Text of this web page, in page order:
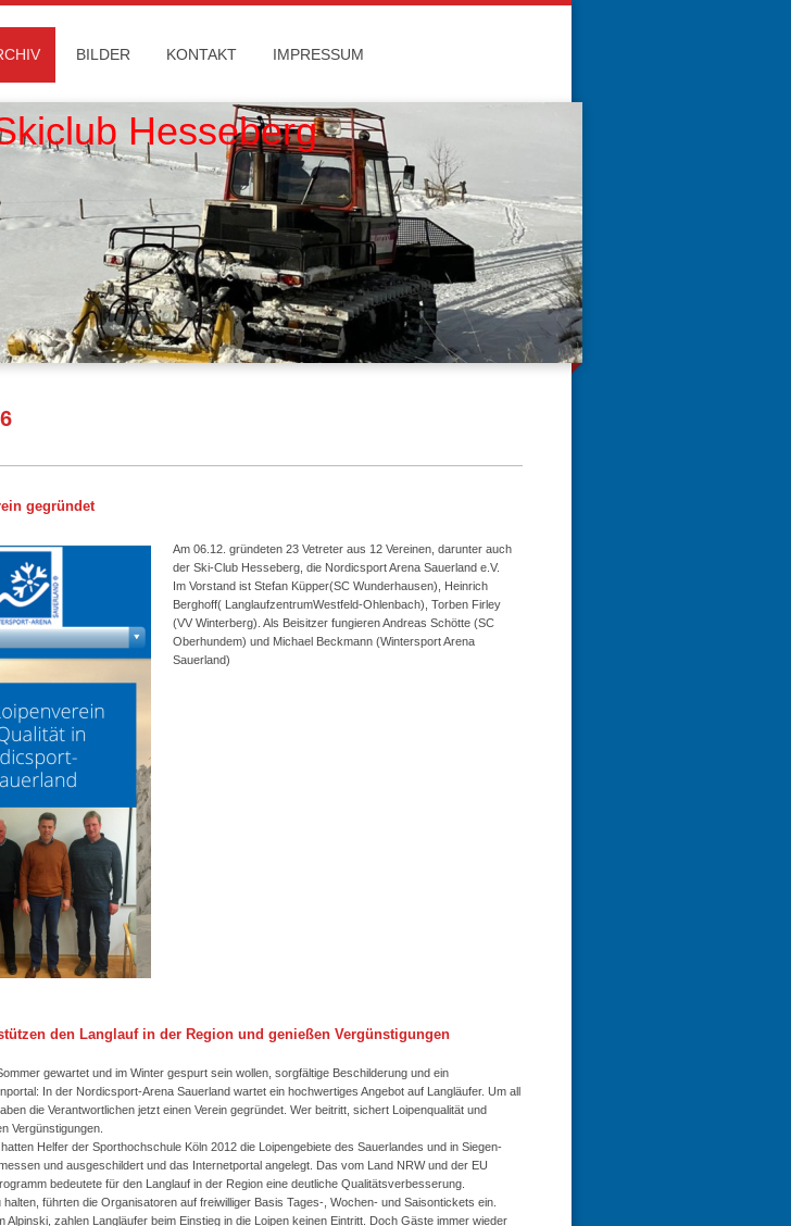
BILDER KONTAKT IMPRESSUM
gegründet
Am 06.12. gründeten 23 Vetreter aus 12 Vereinen, darunter auch
der Ski-Club Hesseberg, die Nordicsport Arena Sauerland e.V.
Im Vorstand ist Stefan Küpper(SC Wunderhausen), Heinrich
Berghoff( LanglaufzentrumWestfeld-Ohlenbach), Torben Firley
(VV Winterberg). Als Beisitzer fungieren Andreas Schötte (SC
Oberhundem) und Michael Beckmann (Wintersport Arena
Sauerland)
den Langlauf in der Region und genießen Vergünstigungen
gewartet und im Winter gespurt sein wollen, sorgfältige Beschilderung und ein
In der Nordicsport-Arena Sauerland wartet ein hochwertiges Angebot auf Langläufer. Um all
die Verantwortlichen jetzt einen Verein gegründet. Wer beitritt, sichert Loipenqualität und
Vergünstigungen.
Helfer der Sporthochschule Köln 2012 die Loipengebiete des Sauerlandes und in Siegen-
und ausgeschildert und das Internetportal angelegt. Das vom Land NRW und der EU
bedeutete für den Langlauf in der Region eine deutliche Qualitätsverbesserung.
führten die Organisatoren auf freiwilliger Basis Tages-, Wochen- und Saisontickets ein.
Alpinski, zahlen Langläufer beim Einstieg in die Loipen keinen Eintritt. Doch Gäste immer wieder